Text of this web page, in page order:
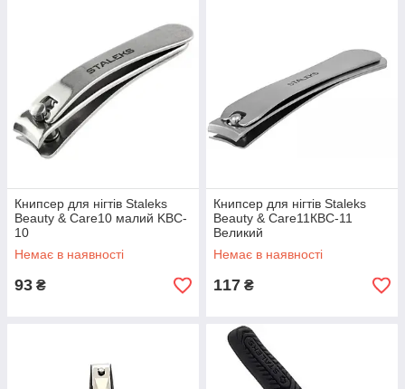
Книпсер для нігтів Staleks
Beauty & Care10 малий KBC-
10
Немає в наявності
93 ₴
Книпсер для нігтів Staleks
Beauty & Care11КВС-11
Великий
Немає в наявності
117 ₴